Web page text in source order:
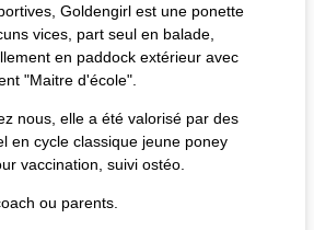
Goldengirl est une ponette
vices, part seul en balade,
en paddock extérieur avec
"Maitre d'école".
nous, elle a été valorisé par des
en cycle classique jeune poney
vaccination, suivi ostéo.
ou parents.